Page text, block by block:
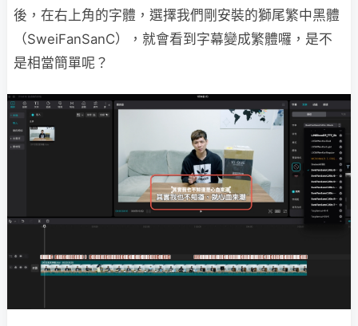
後，在右上角的字體，選擇我們剛安裝的獅尾繁中黑體
（SweiFanSanC），就會看到字幕變成繁體囉，是不
是相當簡單呢？